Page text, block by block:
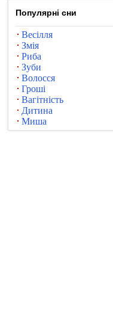
Популярні сни
Весілля
Змія
Риба
Зуби
Волосся
Гроші
Вагітність
Дитина
Миша